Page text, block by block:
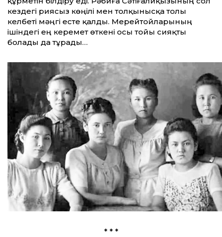
кез­дегі риясыз көңілі мен толқынысқа толы
келбеті мәңгі есте қалды. Мерейтойларының
ішіндегі ең керемет өткені осы тойы сияқты
болады да тұрады…
* * *